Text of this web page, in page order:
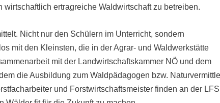
ertragreiche Waldwirtschaft zu betreiben.
Nicht nur den Schülern im Unterricht, sondern
mit den Kleinsten, die in der Agrar- und Waldwerkstätte
mit der Landwirtschaftskammer NÖ und dem
die Ausbildung zum Waldpädagogen bzw.
und Forstwirtschaftsmeister finden an der LFS